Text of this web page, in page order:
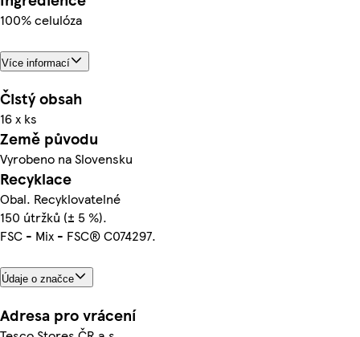
100% celulóza
Více informací
Čistý obsah
16 x ks
Země původu
Vyrobeno na Slovensku
Recyklace
Obal. Recyklovatelné
150 útržků (± 5 %).
FSC - Mix - FSC® C074297.
Údaje o značce
Adresa pro vrácení